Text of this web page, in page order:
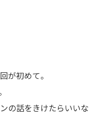
が初めて。
の話をきけたらいいな